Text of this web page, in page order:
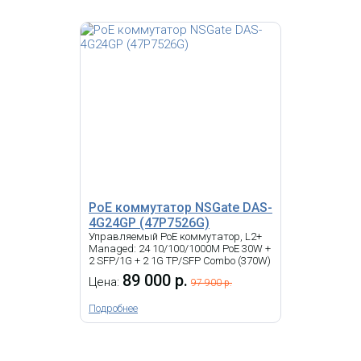
-
безотказной работы в
интеллектуальных системах
передачи информации для
NIS-3500-3426PGE промышленный
L2 Managed: 16 10/100/1000T PoE
-40~+75°C
PoE коммутатор NSGate DAS-
4G24GP (47P7526G)
Управляемый PoE коммутатор, L2+
Managed: 24 10/100/1000M PoE 30W +
2 SFP/1G + 2 1G TP/SFP Combo (370W)
Цена: 89 000 р. 97 900 р.
Подробнее